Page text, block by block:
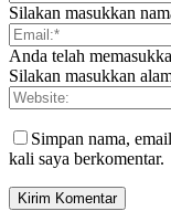
Silakan masukkan
Anda telah
Silakan masukkan
Simpan nama,
kali saya berkomentar.